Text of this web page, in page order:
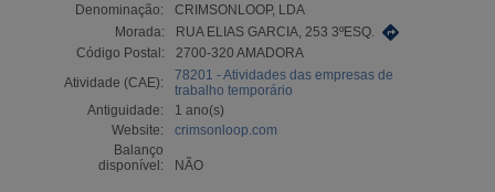
Denominação:
CRIMSONLOOP, LDA
Morada:
RUA ELIAS GARCIA, 253 3ºESQ.
Código Postal:
2700-320 AMADORA
Atividade (CAE):
78201 - Atividades das empresas de
trabalho temporário
Antiguidade:
1 ano(s)
Website:
crimsonloop.com
Balanço
disponível:
NÃO